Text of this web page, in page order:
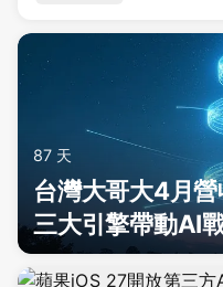
87 天
台灣大哥大4月
三大引擎帶動AI